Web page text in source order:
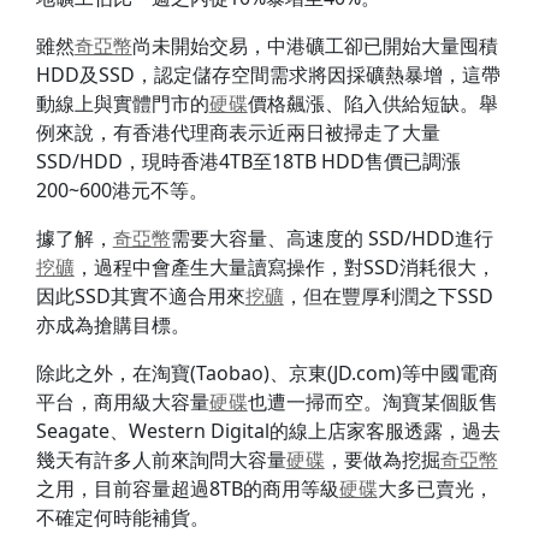
雖然奇亞幣尚未開始交易，中港礦工卻已開始大量囤積
HDD及SSD，認定儲存空間需求將因採礦熱暴增，這帶
動線上與實體門市的硬碟價格飆漲、陷入供給短缺。舉
例來說，有香港代理商表示近兩日被掃走了大量
SSD/HDD，現時香港4TB至18TB HDD售價已調漲
200~600港元不等。
據了解， 奇亞幣需要大容量、高速度的 SSD/HDD進行
挖礦，過程中會產生大量讀寫操作，對SSD消耗很大，
因此SSD其實不適合用來挖礦，但在豐厚利潤之下SSD
亦成為搶購目標。
除此之外，在淘寶(Taobao)、京東(JD.com)等中國電商
平台，商用級大容量硬碟也遭一掃而空。淘寶某個販售
Seagate、Western Digital的線上店家客服透露，過去
幾天有許多人前來詢問大容量硬碟 ，要做為挖掘奇亞幣
之用，目前容量超過8TB的商用等級硬碟大多已賣光，
不確定何時能補貨。